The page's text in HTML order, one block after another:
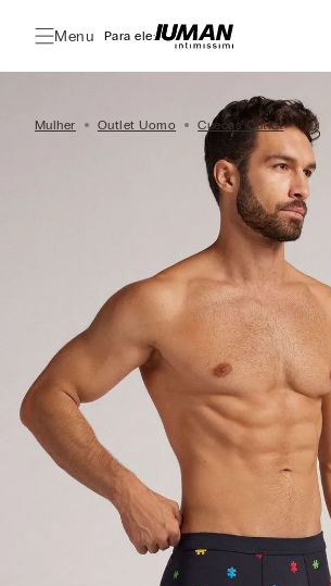
Menu Para ele:
Mulher Outlet Uomo Cuecas Outlet